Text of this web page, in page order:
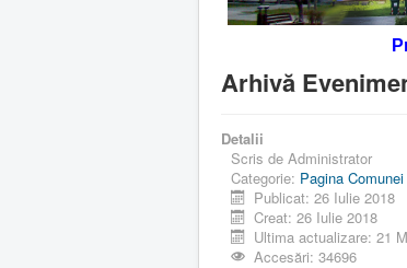
Arhivă
Detalii
Scris de Administrator
Categorie: Pagina
Publicat: 26 Iulie 2018
Creat: 26 Iulie 2018
Ultima actualizare: 21
Accesări: 34696